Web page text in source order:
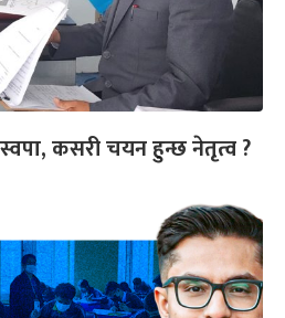
कसरी चयन हुन्छ नेतृत्व ?